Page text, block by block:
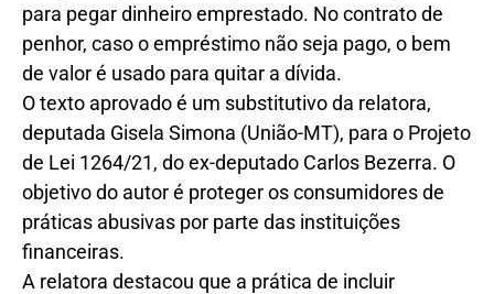
para pegar dinheiro emprestado. No contrato de
penhor, caso o empréstimo não seja pago, o bem
de valor é usado para quitar a dívida.
O texto aprovado é um substitutivo da relatora,
deputada Gisela Simona (União-MT), para o Projeto
de Lei 1264/21, do ex-deputado Carlos Bezerra. O
objetivo do autor é proteger os consumidores de
práticas abusivas por parte das instituições
financeiras.
A relatora destacou que a prática de incluir